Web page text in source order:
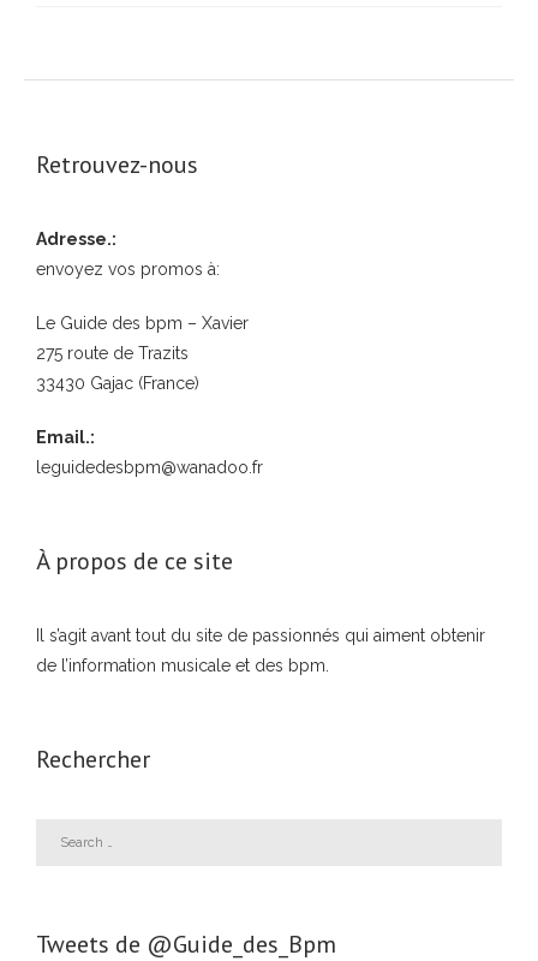
Retrouvez-nous
Adresse.:
envoyez vos promos à:
Le Guide des bpm – Xavier
275 route de Trazits
33430 Gajac (France)
Email.:
leguidedesbpm@wanadoo.fr
À propos de ce site
Il s’agit avant tout du site de passionnés qui aiment obtenir
de l’information musicale et des bpm.
Rechercher
Tweets de ‎@Guide_des_Bpm